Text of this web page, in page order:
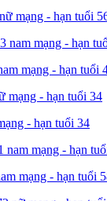
mạng - hạn tuổi
mạng - hạn tuổi
- hạn tuổi 34
mạng - hạn tuổi